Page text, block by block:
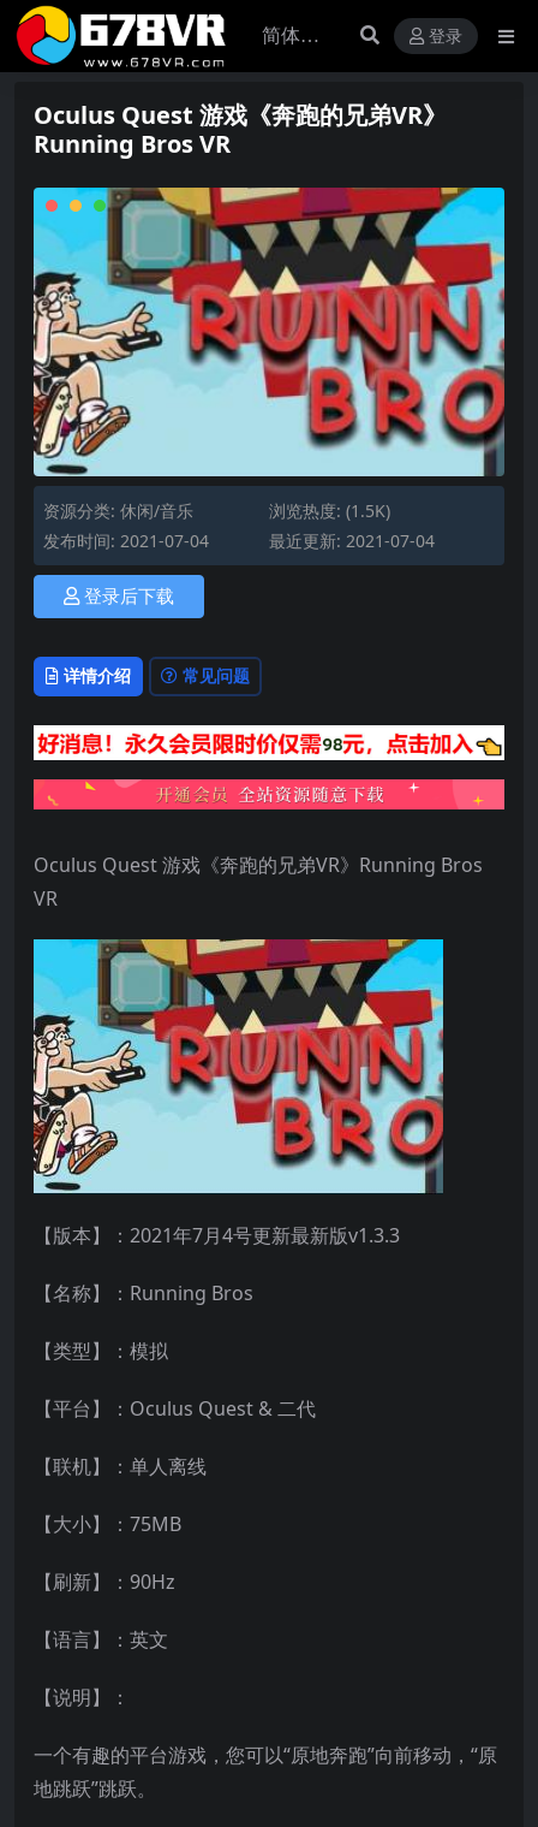
登录
Oculus Quest 游戏《奔跑的兄弟VR》
Running Bros VR
资源分类: 休闲/音乐
浏览热度: (1.5K)
发布时间: 2021-07-04
最近更新: 2021-07-04
登录后下载
详情介绍 常见问题
Oculus Quest 游戏《奔跑的兄弟VR》Running Bros
VR
【版本】：2021年7月4号更新最新版v1.3.3
【名称】：Running Bros
【类型】：模拟
【平台】：Oculus Quest & 二代
【联机】：单人离线
【大小】：75MB
【刷新】：90Hz
【语言】：英文
【说明】：
一个有趣的平台游戏，您可以“原地奔跑”向前移动，“原
地跳跃”跳跃。